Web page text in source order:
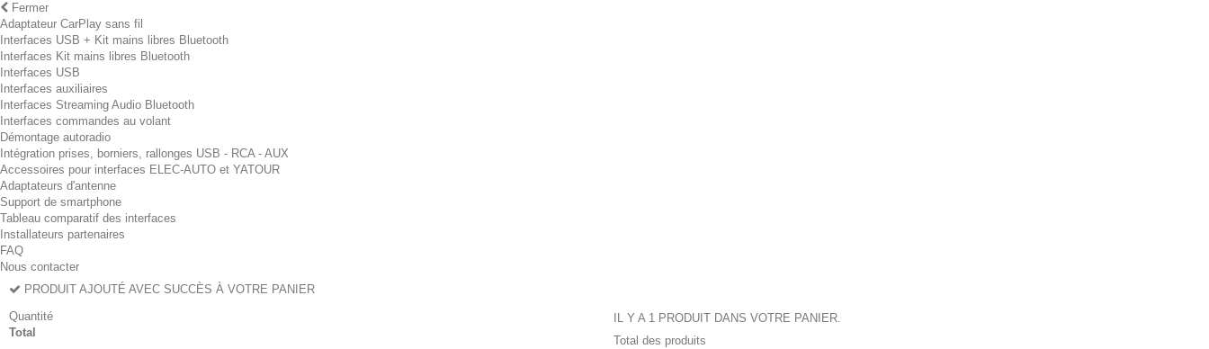
Fermer
Adaptateur CarPlay sans fil
Interfaces USB + Kit mains libres Bluetooth
Interfaces Kit mains libres Bluetooth
Interfaces USB
Interfaces auxiliaires
Interfaces Streaming Audio Bluetooth
Interfaces commandes au volant
Démontage autoradio
Intégration prises, borniers, rallonges USB - RCA - AUX
Accessoires pour interfaces ELEC-AUTO et YATOUR
Adaptateurs d'antenne
Support de smartphone
Tableau comparatif des interfaces
Installateurs partenaires
FAQ
Nous contacter
PRODUIT AJOUTÉ AVEC SUCCÈS À VOTRE PANIER
Quantité
Total
IL Y A 1 PRODUIT DANS VOTRE PANIER.
Total des produits